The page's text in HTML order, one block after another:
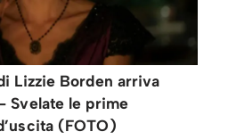
Lizzie Borden arriva
Svelate le prime
(FOTO)